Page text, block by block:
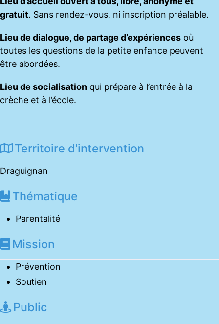
gratuit. Sans rendez-vous, ni inscription préalable.
Lieu de dialogue, de partage d’expériences où
toutes les questions de la petite enfance peuvent
être abordées.
Lieu de socialisation qui prépare à l’entrée à la
crèche et à l’école.
Territoire d'intervention
Draguignan
Thématique
Parentalité
Mission
Prévention
Soutien
Public